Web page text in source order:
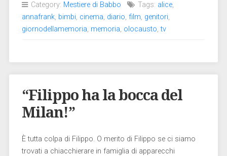
Category: Mestiere di Babbo Tags: alice,
annafrank, bimbi, cinema, diario, film, genitori,
giornodellamemoria, memoria, olocausto,tv
“Filippo ha la bocca del
Milan!”
È tutta colpa di Filippo. O merito di Filippo se ci siamo
trovati a chiacchierare in famiglia di apparecchi